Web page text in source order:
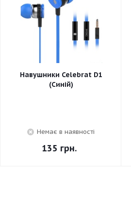
Навушники Celebrat D1
(Синій)
Немає в наявності
135 грн.